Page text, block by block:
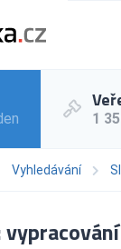
1
Vyhledávání